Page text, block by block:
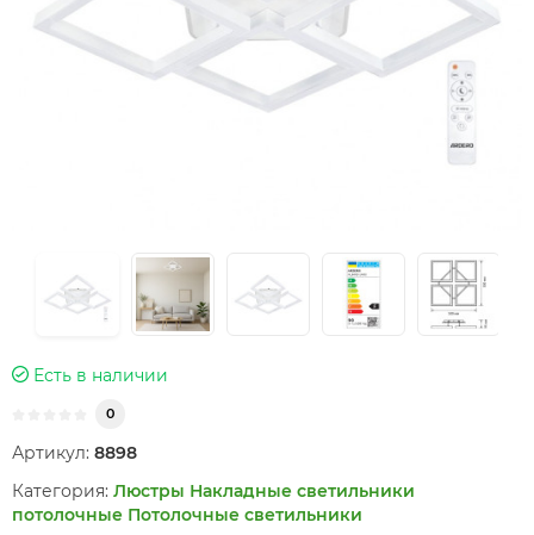
Есть в наличии
0
Артикул: 8898
Категория: Люстры Накладные светильники
потолочные Потолочные светильники